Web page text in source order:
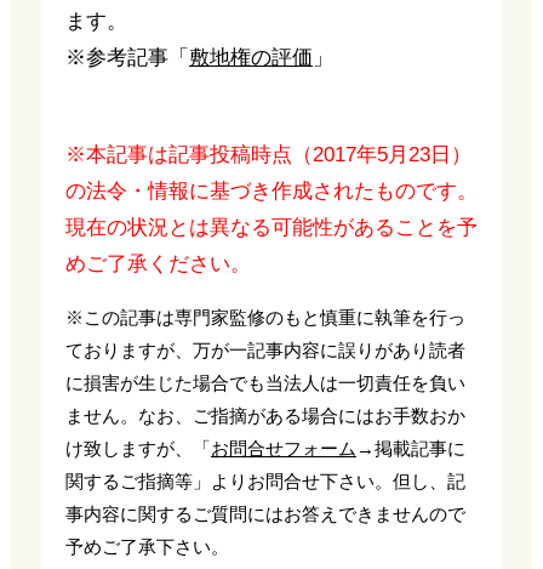
ます。
※参考記事「 敷地権の評価 」
※本記事は記事投稿時点（2017年5月23日）
の法令・情報に基づき作成されたものです。
現在の状況とは異なる可能性があることを予
めご了承ください。
※この記事は専門家監修のもと慎重に執筆を行っ
ておりますが、万が一記事内容に誤りがあり読者
に損害が生じた場合でも当法人は一切責任を負い
ません。なお、ご指摘がある場合にはお手数おか
け致しますが、「お問合せフォーム →掲載記事に
関するご指摘等」よりお問合せ下さい。但し、記
事内容に関するご質問にはお答えできませんので
予めご了承下さい。